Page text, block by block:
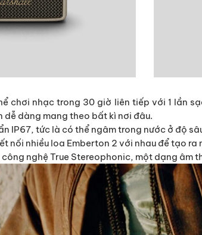
chơi nhạc trong 30 giờ liên tiếp với 1 lần
dàng mang theo bất kì nơi đâu.
IP67, tức là có thể ngâm trong nước ở độ
nối nhiều loa Emberton 2 với nhau để tạo ra
nghệ True Stereophonic, một dạng âm